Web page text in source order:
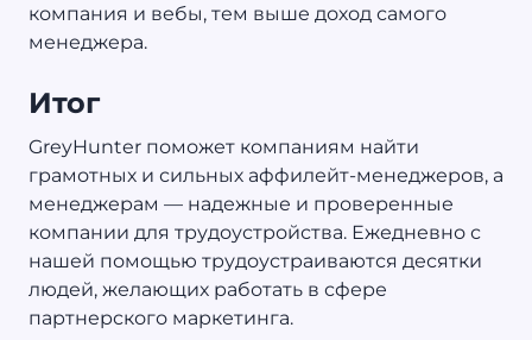
компания и вебы, тем выше доход самого
менеджера.
Итог
GreyHunter поможет компаниям найти
грамотных и сильных аффилейт-менеджеров, а
менеджерам — надежные и проверенные
компании для трудоустройства. Ежедневно с
нашей помощью трудоустраиваются десятки
людей, желающих работать в сфере
партнерского маркетинга.